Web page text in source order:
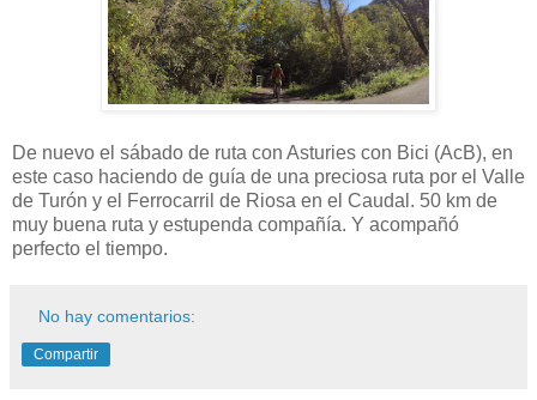
De nuevo el sábado de ruta con Asturies con Bici (AcB), en
este caso haciendo de guía de una preciosa ruta por el Valle
de Turón y el Ferrocarril de Riosa en el Caudal. 50 km de
muy buena ruta y estupenda compañía. Y acompañó
perfecto el tiempo.
No hay comentarios:
Compartir